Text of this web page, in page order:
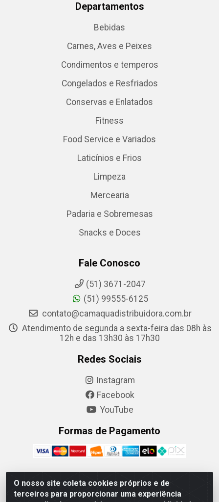
O nosso site coleta cookies próprios e de
terceiros para proporcionar uma experiência
Departamentos
Bebidas
Carnes, Aves e Peixes
Condimentos e temperos
Congelados e Resfriados
Conservas e Enlatados
Fitness
Food Service e Variados
Laticínios e Frios
Limpeza
Mercearia
Padaria e Sobremesas
Snacks e Doces
Fale Conosco
(51) 3671-2047
(51) 99555-6125
contato@camaquadistribuidora.com.br
Atendimento de segunda a sexta-feira das 08h às
12h e das 13h30 às 17h30
Redes Sociais
Instagram
Facebook
YouTube
Formas de Pagamento
Camaquã Distribuidora Ltda - Avenida Conego Luiz W
Hanquet, 1001 - Parque Residencial do Arroio Duro,